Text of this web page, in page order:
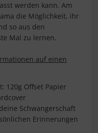
werden kann. Am
die Möglichkeit, ihr
so aus den
Mal zu lernen.
auf einen
120g Offset Papier
Schwangerschaft
Erinnerungen